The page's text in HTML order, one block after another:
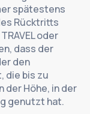
spätestens
Rücktritts
oder
dass der
den
die bis zu
der Höhe, in der
genutzt hat.